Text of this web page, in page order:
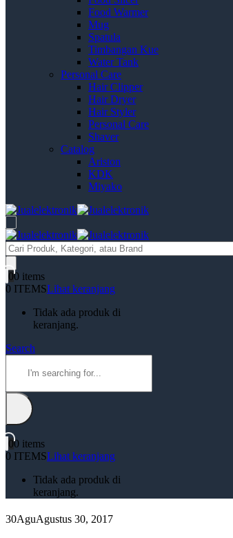
Food Warmer
Mug
Spatula
Timbangan Kue
Water Tank
Personal Care
Hair Clipper
Hair Dryer
Hair Styler
Personal Care
Shaver
Catalog
Ariston
KDK
Miyako
Products
search
00 items
0 ITEMSLihat keranjang
Tidak ada produk di
keranjang.
Search
00 items
0 ITEMSLihat keranjang
Tidak ada produk di
keranjang.
30AguAgustus 30, 2017